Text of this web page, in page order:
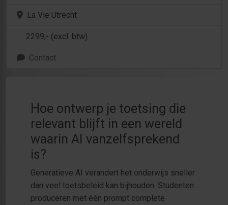
La Vie Utrecht
2299,- (excl. btw)
Contact
Hoe ontwerp je toetsing die
relevant blijft in een wereld
waarin AI vanzelfsprekend
is?
Generatieve AI verandert het onderwijs sneller
dan veel toetsbeleid kan bijhouden. Studenten
produceren met één prompt complete